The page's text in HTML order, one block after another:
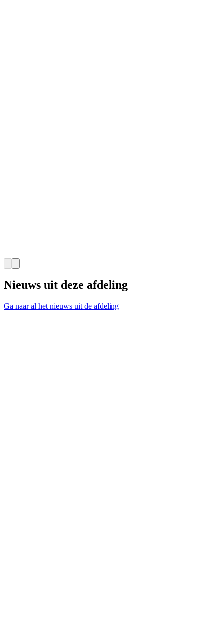
Nieuws uit deze afdeling
Ga naar al het nieuws uit de afdeling